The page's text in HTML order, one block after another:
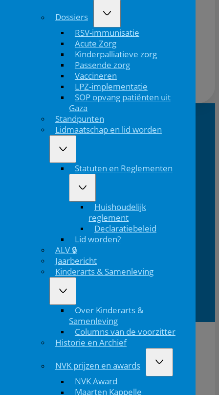
Dossiers
RSV-immunisatie
Acute Zorg
Kinderpalliatieve zorg
Passende zorg
Vaccineren
LPZ-implementatie
SOP opvang patiënten uit
Gaza
Standpunten
Lidmaatschap en lid worden
Statuten en Reglementen
Huishoudelijk
reglement
Declaratiebeleid
Lid worden?
ALV 🔒
Jaarbericht
Kinderarts & Samenleving
Over Kinderarts &
Samenleving
Columns van de voorzitter
Historie en Archief
NVK prijzen en awards
NVK Award
Maarten Kappelle
Wachtwoord vergeten?
NVK Contact
T: 088 - 282 33
06
3528 BL
Utrecht
Volg ons via Linkedin
Volg ons via Instagram